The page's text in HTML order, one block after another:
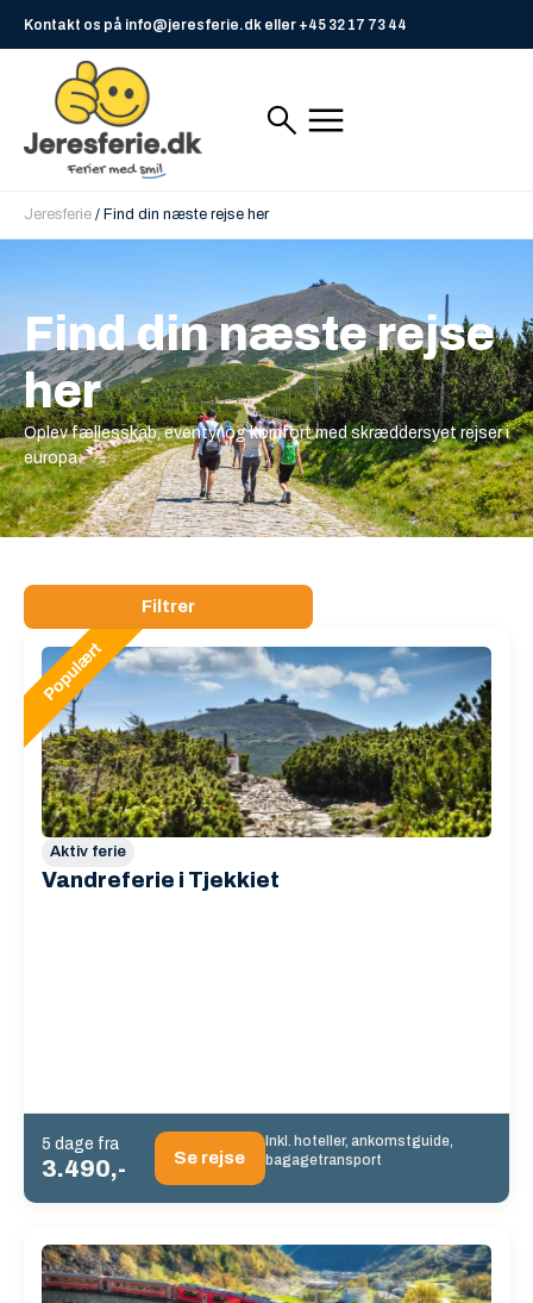
Kontakt os på info@jeresferie.dk eller +45 32 17 73 44
Jeresferie / Find din næste rejse her
Find din næste rejse
her
Oplev fællesskab, eventyr og komfort med skræddersyet rejser i
europa
Filtrer
Aktiv ferie
Vandreferie i Tjekkiet
5 dage fra
3.490,- Se rejse
Inkl. hoteller, ankomstguide,
bagagetransport